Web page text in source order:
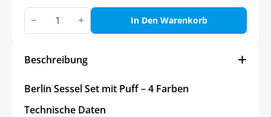
Berlin
Sessel
Set
in
Menge
In Den Warenkorb
Beschreibung
Berlin Sessel Set mit Puff – 4 Farben
Technische Daten